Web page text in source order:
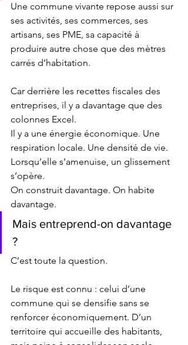
Une commune vivante repose aussi sur
ses activités, ses commerces, ses
artisans, ses PME, sa capacité à
produire autre chose que des mètres
carrés d’habitation.
Car derrière les recettes fiscales des
entreprises, il y a davantage que des
colonnes Excel.
Il y a une énergie économique. Une
respiration locale. Une densité de vie.
Lorsqu’elle s’amenuise, un glissement
s’opère.
On construit davantage. On habite
davantage.
Mais entreprend-on davantage
?
C’est toute la question.
Le risque est connu : celui d’une
commune qui se densifie sans se
renforcer économiquement. D’un
territoire qui accueille des habitants,